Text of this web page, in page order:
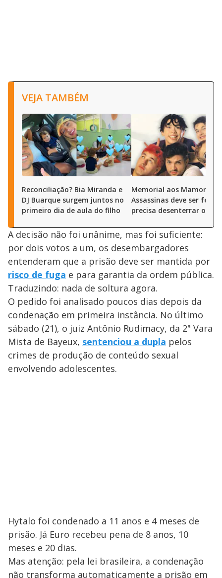
VEJA TAMBÉM
Reconciliação? Bia Miranda e
DJ Buarque surgem juntos no
primeiro dia de aula do filho
Memorial aos Mamonas
Assassinas deve ser
precisa desenterrar os
A decisão não foi unânime, mas foi suficiente:
por dois votos a um, os desembargadores
entenderam que a prisão deve ser mantida por
risco de fuga e para garantia da ordem pública.
Traduzindo: nada de soltura agora.
O pedido foi analisado poucos dias depois da
condenação em primeira instância. No último
sábado (21), o juiz Antônio Rudimacy, da 2ª Vara
Mista de Bayeux, sentenciou a dupla pelos
crimes de produção de conteúdo sexual
envolvendo adolescentes.
Hytalo foi condenado a 11 anos e 4 meses de
prisão. Já Euro recebeu pena de 8 anos, 10
meses e 20 dias.
Mas atenção: pela lei brasileira, a condenação
não transforma automaticamente a prisão em